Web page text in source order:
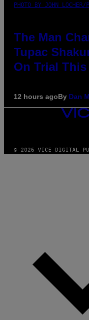
PHOTO BY JOHN
The Man
Tupac
On Trial
12 hours agoBy Dan
VICE
MEDIA
© 2026 VICE DIGITAL